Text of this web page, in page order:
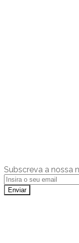
Subscreva a nossa